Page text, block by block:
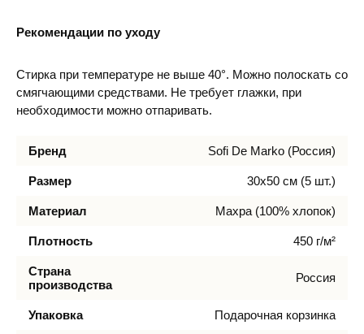
Рекомендации по уходу
Стирка при температуре не выше 40°. Можно полоскать со
смягчающими средствами. Не требует глажки, при
необходимости можно отпаривать.
Бренд Sofi De Marko (Россия)
Размер 30х50 см (5 шт.)
Материал Махра (100% хлопок)
Плотность 450 г/м²
Страна
производства
Россия
Упаковка Подарочная корзинка